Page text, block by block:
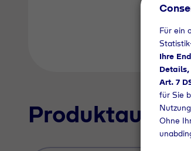
Für ein
Ihre
Art. 7
für Sie
Ohne